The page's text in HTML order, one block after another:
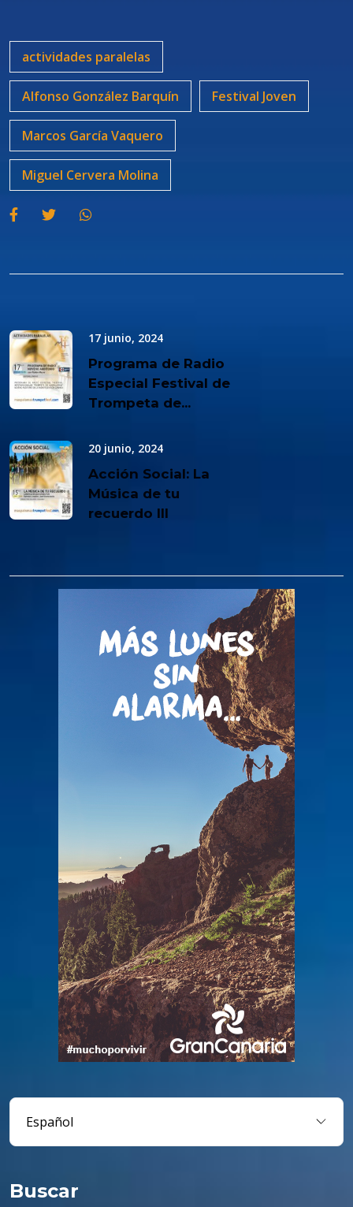
actividades paralelas
Alfonso González Barquín Festival Joven
Marcos García Vaquero
Miguel Cervera Molina
17 junio, 2024
Programa de Radio
Especial Festival de
Trompeta de...
20 junio, 2024
Acción Social: La
Música de tu
recuerdo III
Buscar